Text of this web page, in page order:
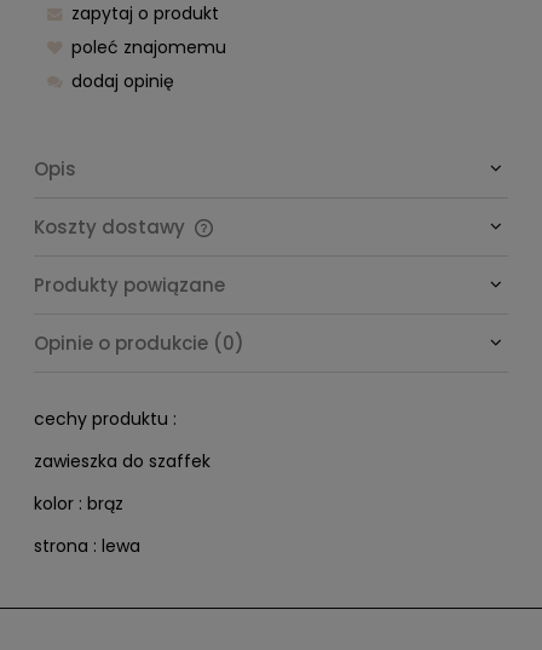
zapytaj o produkt
poleć znajomemu
dodaj opinię
Opis
Koszty dostawy
Produkty powiązane
Opinie o produkcie (0)
cechy produktu :
zawieszka do szaffek
kolor : brąz
strona : lewa